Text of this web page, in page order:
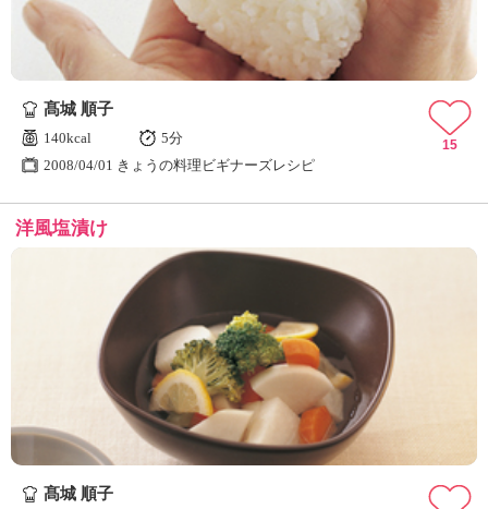
髙城 順子
140kcal
5分
2008/04/01 きょうの料理ビギナーズレシピ
15
洋風塩漬け
髙城 順子